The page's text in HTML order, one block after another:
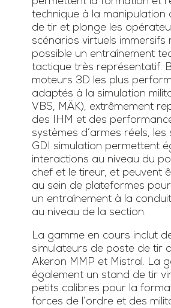
technique à la manipulation
de tir et plonge les
scénarios virtuels immersifs
possible un entraînement
tactique très représentatif.
moteurs 3D les plus
adaptés à la simulation
VBS, MÄK), extrêmement
des IHM et des
systèmes d’armes réels, les
GDI simulation permettent
interactions au niveau du
chef et le tireur, et peuvent
au sein de plateformes
un entraînement à la
au niveau de la section.
La gamme en cours inclut
simulateurs de poste de tir
Akeron MMP et Mistral. La
également un stand de tir
petits calibres pour la
forces de l’ordre et des